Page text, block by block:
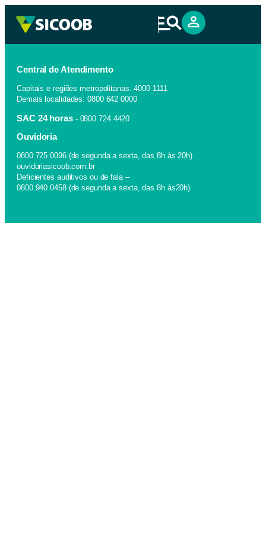
Central de Atendimento
Capitais e regiões metropolitanas: 4000 1111
Demais localidades: 0800 642 0000
SAC 24 horas - 0800 724 4420
Ouvidoria
0800 725 0096 (de segunda a sexta, das 8h às 20h)
ouvidoriasicoob.com.br
Deficientes auditivos ou de fala –
0800 940 0458 (de segunda a sexta, das 8h às20h)